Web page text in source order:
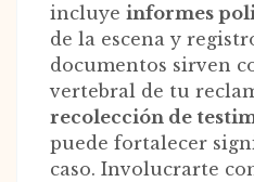
incluye informes
de la escena y
documentos sirven
vertebral de tu
recolección de
puede fortalecer
caso. Involucrarte